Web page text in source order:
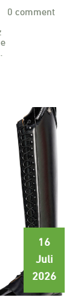
0 comment
16
Juli
2026